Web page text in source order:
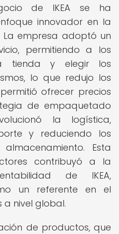
de IKEA se ha
innovador en la
La empresa adoptó un
permitiendo a los
tienda y elegir los
lo que redujo los
ofrecer precios
de empaquetado
la logística,
y reduciendo los
Esta
contribuyó a la
de IKEA,
un referente en el
nivel global.
de productos, que